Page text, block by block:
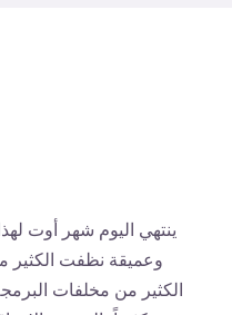
ينتهي اليوم شهر أوت
وعميقة نظفت الكثير
الكثير من مخلفات